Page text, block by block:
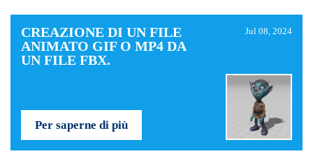
CREAZIONE DI UN FILE
ANIMATO GIF O MP4 DA
UN FILE FBX.
Jul 08, 2024
Per saperne di più